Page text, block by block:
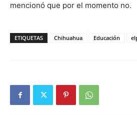
mencionó que por el momento no.
ETIQUETAS Chihuahua Educación